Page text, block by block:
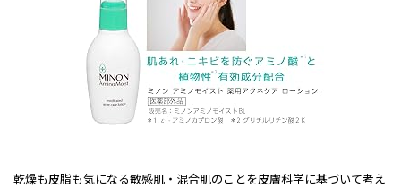
乾燥も皮脂も気になる敏感肌・混合肌のことを皮膚科学に基づいて考え